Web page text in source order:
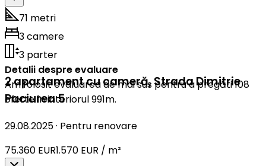
71 metri
3 camere
3 parter
Detalii despre evaluare
Am folosit evaluarea de mai sus pentru a pregăti 108
oferte în interiorul 991m.
2 apartament cu cameră,Strada Dimitrie
Paciurea 5
29.08.2025· Pentru renovare
75.360 EUR1.570 EUR / m²